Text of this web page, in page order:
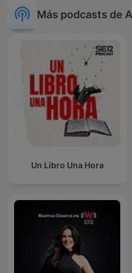
Más podcasts de
Un Libro Una Hora